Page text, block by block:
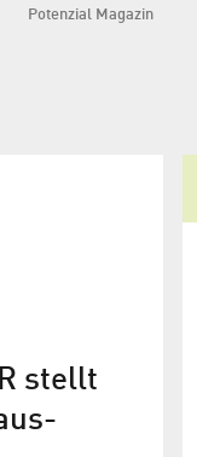
Potenzial Magazin
stellt